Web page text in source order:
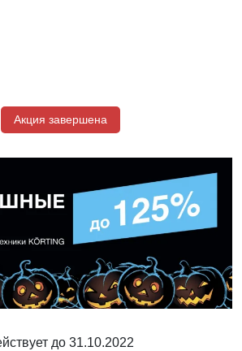
Акция завершена
до 31.10.2022